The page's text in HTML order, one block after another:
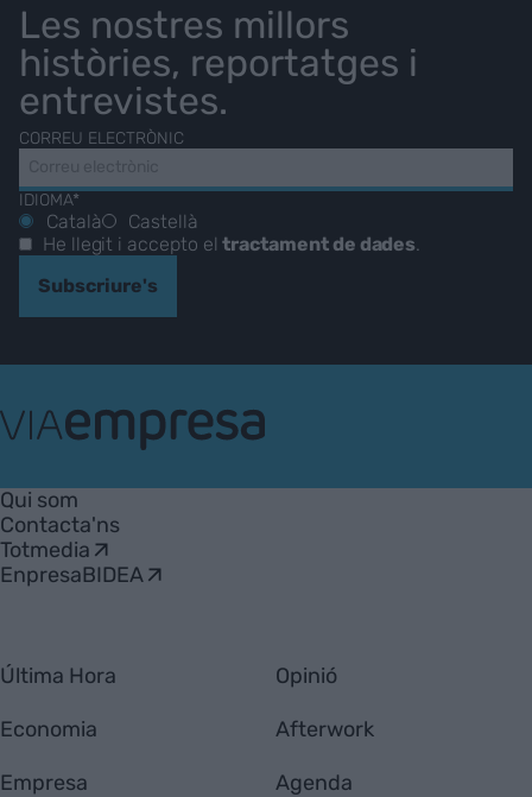
Les nostres millors
històries, reportatges i
entrevistes.
CORREU ELECTRÒNIC
IDIOMA*
Català
Castellà
He llegit i accepto eltractament de dades
Subscriure's
Empresa
Qui som
Contacta'ns
Totmedia
EnpresaBIDEA
Última Hora
Economia
Empresa
Opinió
Afterwork
Agenda